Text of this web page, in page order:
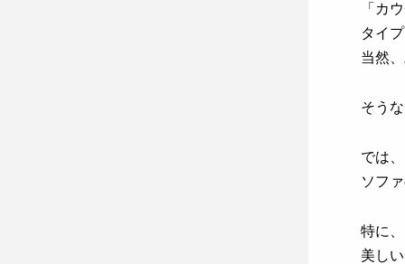
「カ
タイ
当然
そう
では
ソフ
特に
美し